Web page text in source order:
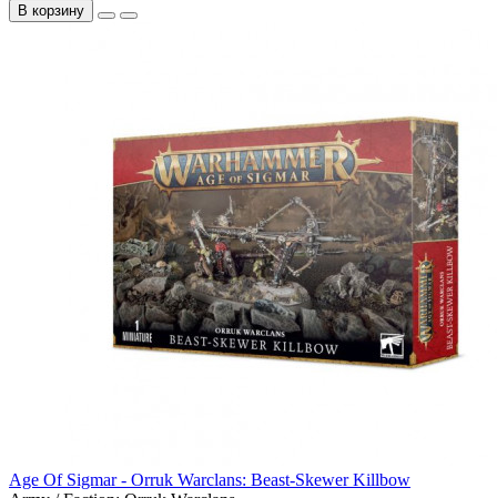
В корзину
Age Of Sigmar - Orruk Warclans: Beast-Skewer Killbow